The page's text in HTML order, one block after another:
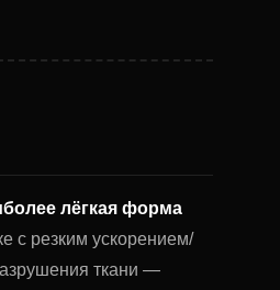
лёгкая форма
с резким ускорением/
ткани —